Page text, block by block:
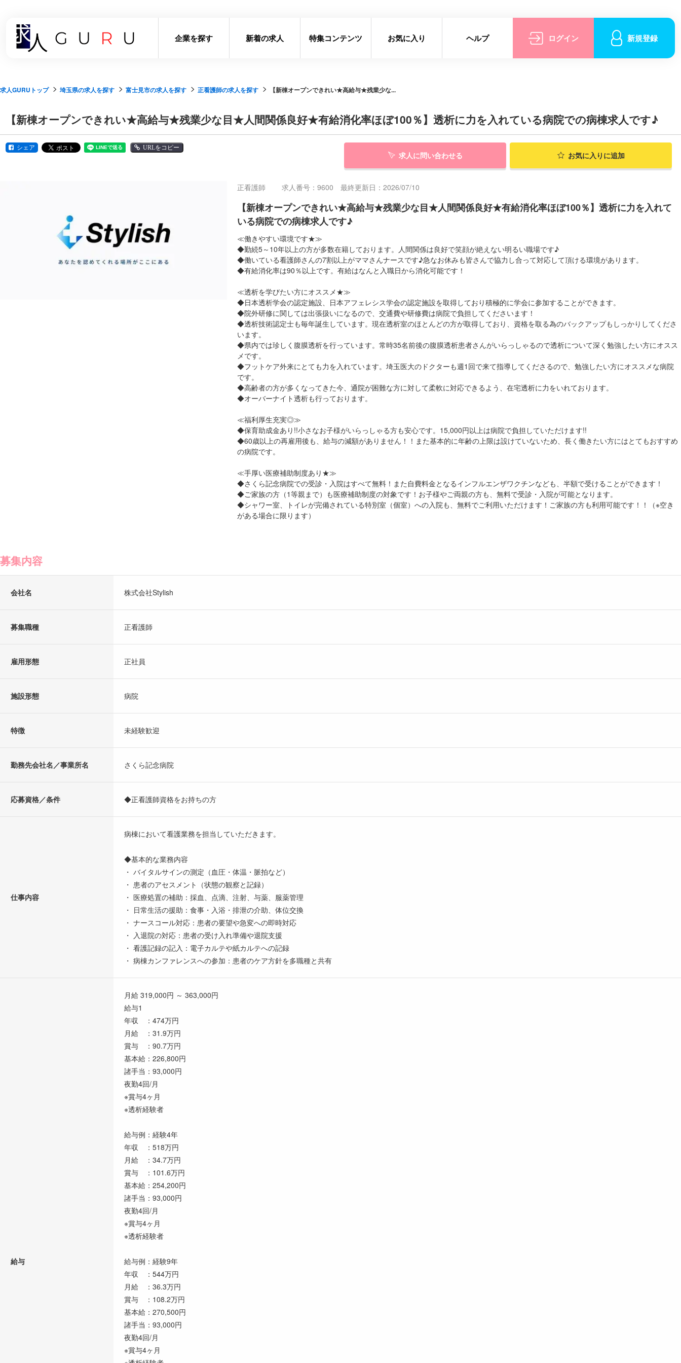
企業を探す 新着の求人 特集コンテンツ お気に入り ヘルプ ログイン 新規登録
求人GURUトップ 埼玉県の求人を探す 富士見市の求人を探す 正看護師の求人を探す 【新棟オープンできれい★高給与★残業少な...
【新棟オープンできれい★高給与★残業少な目★人間関係良好★有給消化率ほぼ100％】透析に力を入れている病院での病棟求人です♪
シェア URLをコピー
求人に問い合わせる お気に入りに追加
正看護師 求人番号：9600 最終更新日：2026/07/10
【新棟オープンできれい★高給与★残業少な目★人間関係良好★有給消化率ほぼ100％】透析に力を入れて
いる病院での病棟求人です♪
≪働きやすい環境です★≫
◆勤続5～10年以上の方が多数在籍しております。人間関係は良好で笑顔が絶えない明るい職場です♪
◆働いている看護師さんの7割以上がママさんナースです♪急なお休みも皆さんで協力し合って対応して頂ける環境があります。
◆有給消化率は90％以上です。有給はなんと入職日から消化可能です！
≪透析を学びたい方にオススメ★≫
◆日本透析学会の認定施設、日本アフェレシス学会の認定施設を取得しており積極的に学会に参加することができます。
◆院外研修に関しては出張扱いになるので、交通費や研修費は病院で負担してくださいます！
◆透析技術認定士も毎年誕生しています。現在透析室のほとんどの方が取得しており、資格を取る為のバックアップもしっかりしてくださ
います。
◆県内では珍しく腹膜透析を行っています。常時35名前後の腹膜透析患者さんがいらっしゃるので透析について深く勉強したい方にオスス
メです。
◆フットケア外来にとても力を入れています。埼玉医大のドクターも週1回で来て指導してくださるので、勉強したい方にオススメな病院
です。
◆高齢者の方が多くなってきた今、通院が困難な方に対して柔軟に対応できるよう、在宅透析に力をいれております。
◆オーバーナイト透析も行っております。
≪福利厚生充実◎≫
◆保育助成金あり!!小さなお子様がいらっしゃる方も安心です。15,000円以上は病院で負担していただけます!!
◆60歳以上の再雇用後も、給与の減額がありません！！また基本的に年齢の上限は設けていないため、長く働きたい方にはとてもおすすめ
の病院です。
≪手厚い医療補助制度あり★≫
◆さくら記念病院での受診・入院はすべて無料！また自費料金となるインフルエンザワクチンなども、半額で受けることができます！
◆ご家族の方（1等親まで）も医療補助制度の対象です！お子様やご両親の方も、無料で受診・入院が可能となります。
◆シャワー室、トイレが完備されている特別室（個室）への入院も、無料でご利用いただけます！ご家族の方も利用可能です！！（※空き
がある場合に限ります）
募集内容
会社名 株式会社Stylish
募集職種 正看護師
雇用形態 正社員
施設形態 病院
特徴 未経験歓迎
勤務先会社名／事業所名 さくら記念病院
応募資格／条件 ◆正看護師資格をお持ちの方
仕事内容
病棟において看護業務を担当していただきます。
◆基本的な業務内容
・ バイタルサインの測定（血圧・体温・脈拍など）
・ 患者のアセスメント（状態の観察と記録）
・ 医療処置の補助：採血、点滴、注射、与薬、服薬管理
・ 日常生活の援助：食事・入浴・排泄の介助、体位交換
・ ナースコール対応：患者の要望や急変への即時対応
・ 入退院の対応：患者の受け入れ準備や退院支援
・ 看護記録の記入：電子カルテや紙カルテへの記録
・ 病棟カンファレンスへの参加：患者のケア方針を多職種と共有
給与
月給 319,000円 ～ 363,000円
給与1
年収 ：474万円
月給 ：31.9万円
賞与 ：90.7万円
基本給：226,800円
諸手当：93,000円
夜勤4回/月
※賞与4ヶ月
※透析経験者
給与例：経験4年
年収 ：518万円
月給 ：34.7万円
賞与 ：101.6万円
基本給：254,200円
諸手当：93,000円
夜勤4回/月
※賞与4ヶ月
※透析経験者
給与例：経験9年
年収 ：544万円
月給 ：36.3万円
賞与 ：108.2万円
基本給：270,500円
諸手当：93,000円
夜勤4回/月
※賞与4ヶ月